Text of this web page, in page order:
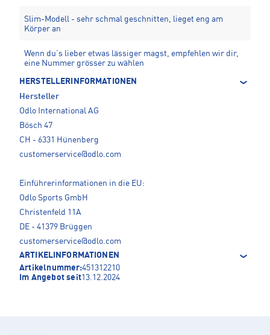
Slim-Modell - sehr schmal geschnitten, lieget eng am
Körper an
Wenn du’s lieber etwas lässiger magst, empfehlen wir dir,
eine Nummer grösser zu wählen
HERSTELLERINFORMATIONEN
Hersteller
Odlo International AG
Bösch 47
CH - 6331 Hünenberg
customerservice@odlo.com
Einführerinformationen in die EU:
Odlo Sports GmbH
Christenfeld 11A
DE - 41379 Brüggen
customerservice@odlo.com
ARTIKELINFORMATIONEN
Artikelnummer:451312210
Im Angebot seit13.12.2024